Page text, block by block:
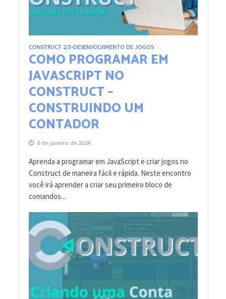
CONSTRUCT 2/3•DESENVOLVIMENTO DE JOGOS
COMO PROGRAMAR EM
JAVASCRIPT NO
CONSTRUCT –
CONSTRUINDO UM
CONTADOR
8 de janeiro de 2024
Aprenda a programar em JavaScript e criar jogos no
Construct de maneira fácil e rápida. Neste encontro
você irá aprender a criar seu primeiro bloco de
comandos...